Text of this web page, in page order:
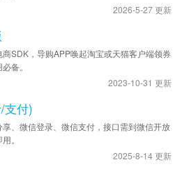
2026-5-27 更新
SDK，导购APP唤起淘宝或天猫客户端领券
备。
2023-10-31 更新
支付)
、微信登录、微信支付，接口需到微信开放
。
2025-8-14 更新